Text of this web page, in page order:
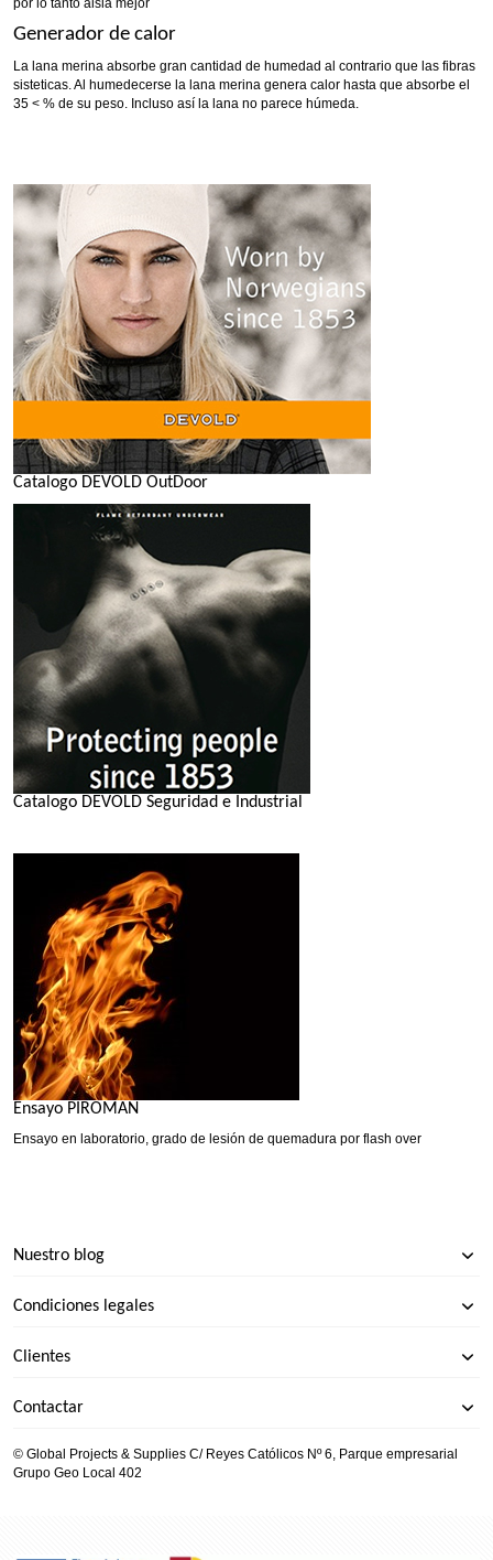
por lo tanto aisla mejor
Generador de calor
La lana merina absorbe gran cantidad de humedad al contrario que las fibras
sisteticas. Al humedecerse la lana merina genera calor hasta que absorbe el
35 < % de su peso. Incluso así la lana no parece húmeda.
Catalogo DEVOLD OutDoor
Catalogo DEVOLD Seguridad e Industrial
Ensayo PIROMAN
Ensayo en laboratorio, grado de lesión de quemadura por flash over
Nuestro blog
Condiciones legales
Clientes
Contactar
© Global Projects & Supplies C/ Reyes Católicos Nº 6, Parque empresarial
Grupo Geo Local 402